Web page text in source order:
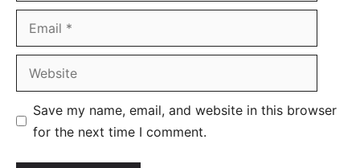
Save my name, email, and website in this browser
for the next time I comment.